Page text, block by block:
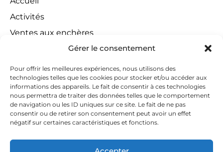
Gérer le consentement
Pour offrir les meilleures expériences, nous utilisons des
technologies telles que les cookies pour stocker et/ou accéder aux
informations des appareils. Le fait de consentir à ces technologies
nous permettra de traiter des données telles que le comportement
de navigation ou les ID uniques sur ce site. Le fait de ne pas
consentir ou de retirer son consentement peut avoir un effet
négatif sur certaines caractéristiques et fonctions.
Activités
Ventes aux enchères
Compétences territoriales
Jeux concours
Liens
Contact
Contactez-nous
huissiers@tapella-nilles.lu